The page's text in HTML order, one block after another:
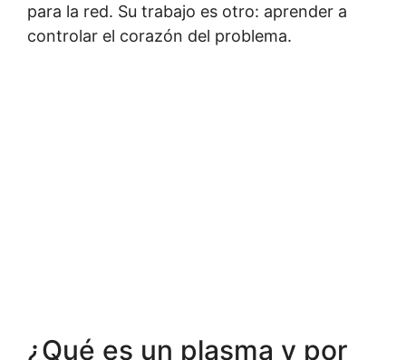
para la red. Su trabajo es otro: aprender a
controlar el corazón del problema.
¿Qué es un plasma y por